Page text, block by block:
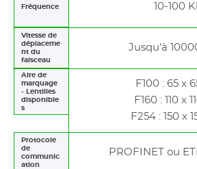
Fréquence 10-100
Vitesse de
déplaceme
nt du
faisceau
Jusqu'à
Aire de
marquage
- Lentilles
disponible
s
F100 : 65 x
F160 : 110 x
F254 : 150 x
Protocole
de
communic
ation
PROFINET ou